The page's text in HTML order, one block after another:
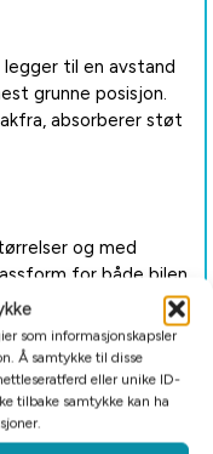
som informasjonskapsler
Å samtykke til disse
eller unike ID-
tilbake samtykke kan ha
til en avstand
grunne posisjon.
absorberer støt
og med
for både bilen
en skånsom åpning
interaksjoner